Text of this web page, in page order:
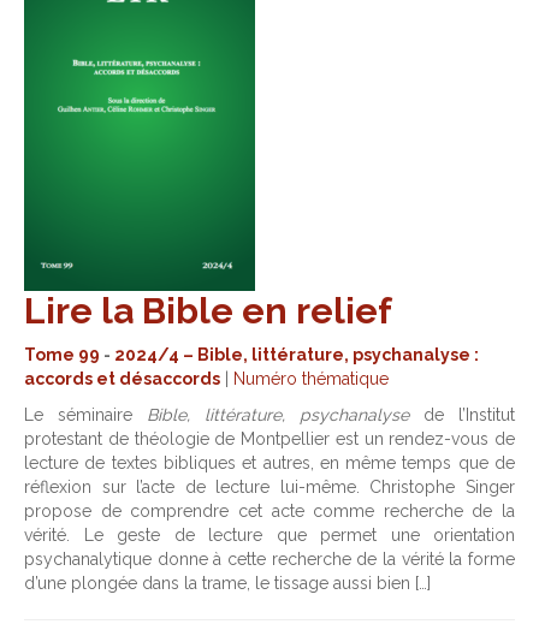
Lire la Bible en relief
Tome 99 - 2024/4 – Bible, littérature, psychanalyse :
accords et désaccords
Numéro thématique
Le séminaire Bible, littérature, psychanalysede l’Institut
protestant de théologie de Montpellier est un rendez-vous de
lecture de textes bibliques et autres, en même temps que de
réflexion sur l’acte de lecture lui-même. Christophe Singer
propose de comprendre cet acte comme recherche de la
vérité. Le geste de lecture que permet une orientation
psychanalytique donne à cette recherche de la vérité la forme
d’une plongée dans la trame, le tissage aussi bien […]